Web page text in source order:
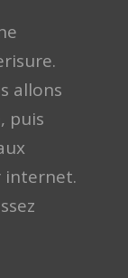
allons
puis
internet.